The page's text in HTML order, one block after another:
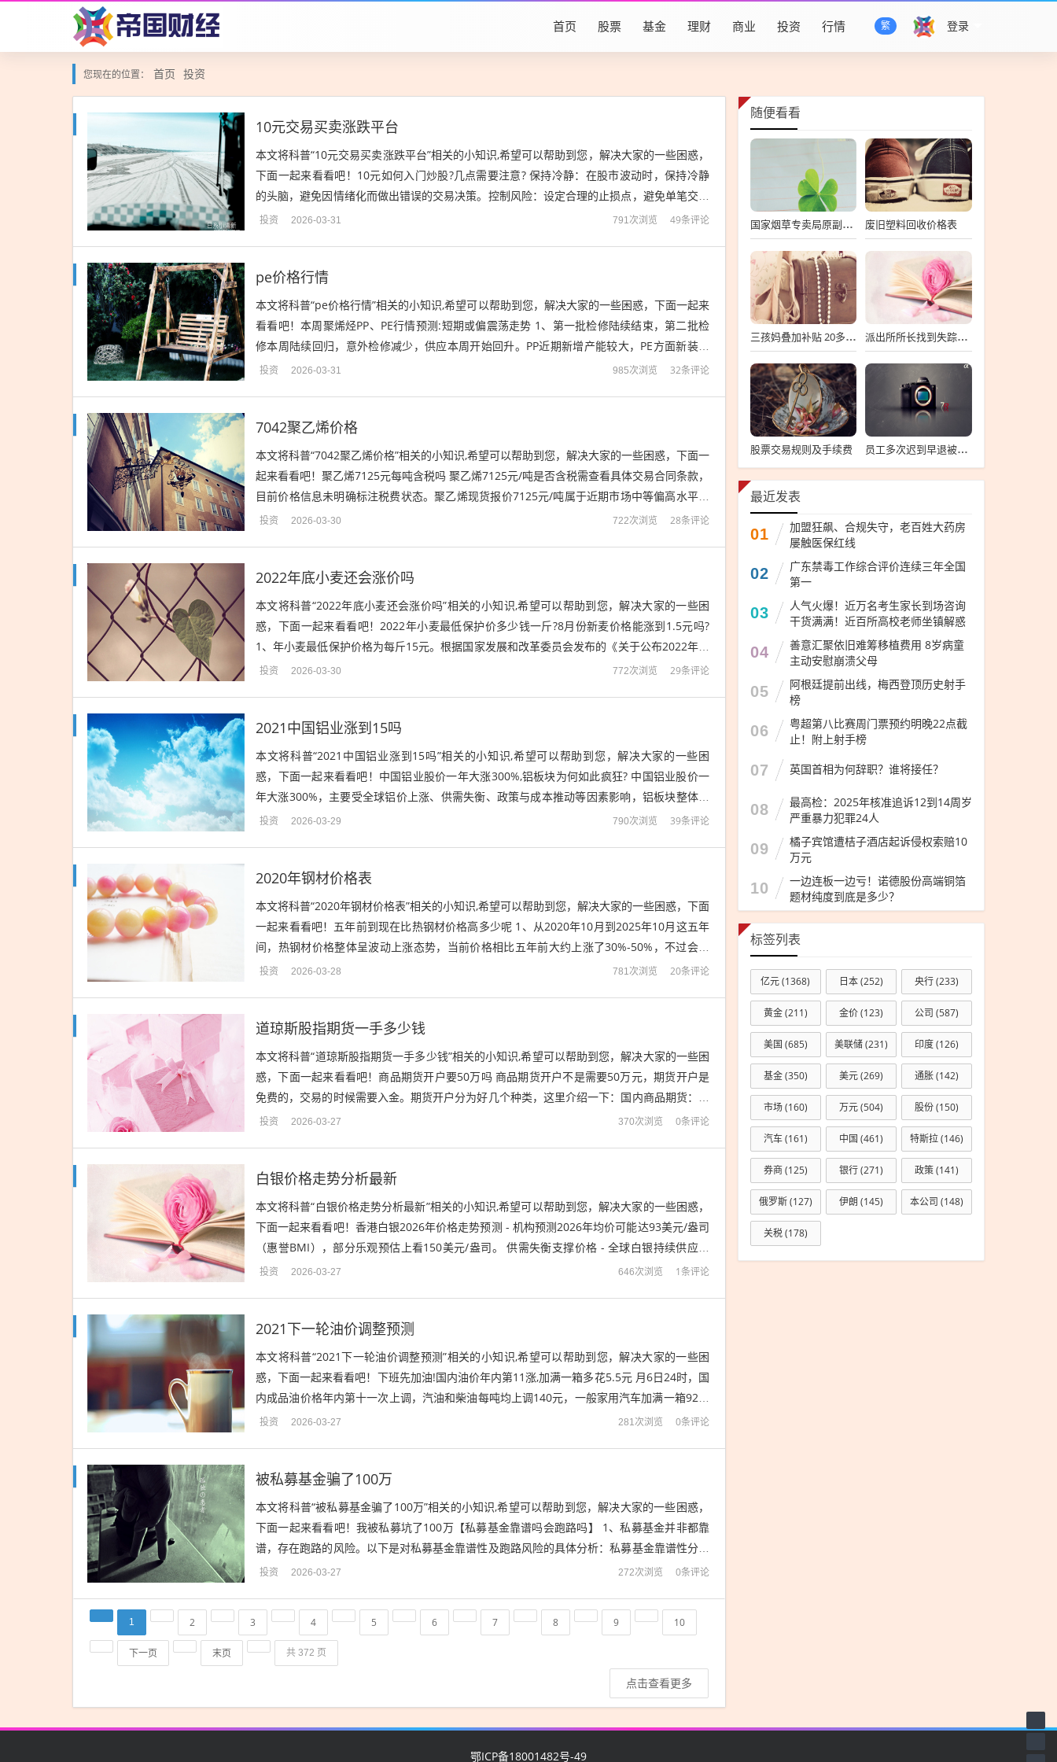
登录
繁
首页 股票 基金 理财 商业 投资 行情
您现在的位置： 首页 投资
10元交易买卖涨跌平台
本文将科普“10元交易买卖涨跌平台”相关的小知识,希望可以帮助到您，解决大家的一些困惑，
下面一起来看看吧！10元如何入门炒股?几点需要注意? 保持冷静：在股市波动时，保持冷静
的头脑，避免因情绪化而做出错误的交易决策。控制风险：设定合理的止损点，避免单笔交易
损失过大，影响整体资金安全。从小额股票入手：...
投资 2026-03-31 791次浏览 49条评论
pe价格行情
本文将科普“pe价格行情”相关的小知识,希望可以帮助到您，解决大家的一些困惑，下面一起来
看看吧！本周聚烯烃PP、PE行情预测:短期或偏震荡走势 1、第一批检修陆续结束，第二批检
修本周陆续回归，意外检修减少，供应本周开始回升。PP近期新增产能较大，PE方面新装置
投产略有延后，近期聚烯烃供应暂无明显增加...
投资 2026-03-31 985次浏览 32条评论
7042聚乙烯价格
本文将科普“7042聚乙烯价格”相关的小知识,希望可以帮助到您，解决大家的一些困惑，下面一
起来看看吧！聚乙烯7125元每吨含税吗 聚乙烯7125元/吨是否含税需查看具体交易合同条款，
目前价格信息未明确标注税费状态。聚乙烯现货报价7125元/吨属于近期市场中等偏高水平，
需结合牌号、区域和下游需求综合判...
投资 2026-03-30 722次浏览 28条评论
2022年底小麦还会涨价吗
本文将科普“2022年底小麦还会涨价吗”相关的小知识,希望可以帮助到您，解决大家的一些困
惑，下面一起来看看吧！2022年小麦最低保护价多少钱一斤?8月份新麦价格能涨到1.5元吗?
1、年小麦最低保护价格为每斤15元。根据国家发展和改革委员会发布的《关于公布2022年小
麦最低收购价格的通知》，国家在小...
投资 2026-03-30 772次浏览 29条评论
2021中国铝业涨到15吗
本文将科普“2021中国铝业涨到15吗”相关的小知识,希望可以帮助到您，解决大家的一些困
惑，下面一起来看看吧！中国铝业股价一年大涨300%,铝板块为何如此疯狂? 中国铝业股价一
年大涨300%，主要受全球铝价上涨、供需失衡、政策与成本推动等因素影响，铝板块整体受
益于此轮上行周期。以下为具体原因分析：全...
投资 2026-03-29 790次浏览 39条评论
2020年钢材价格表
本文将科普“2020年钢材价格表”相关的小知识,希望可以帮助到您，解决大家的一些困惑，下面
一起来看看吧！五年前到现在比热钢材价格高多少呢 1、从2020年10月到2025年10月这五年
间，热钢材价格整体呈波动上涨态势，当前价格相比五年前大约上涨了30%-50%，不过会因
钢材品种、地区以及市场供需情况...
投资 2026-03-28 781次浏览 20条评论
道琼斯股指期货一手多少钱
本文将科普“道琼斯股指期货一手多少钱”相关的小知识,希望可以帮助到您，解决大家的一些困
惑，下面一起来看看吧！商品期货开户要50万吗 商品期货开户不是需要50万元，期货开户是
免费的，交易的时候需要入金。期货开户分为好几个种类，这里介绍一下：国内商品期货：开
户免费，对资金没有硬性要求，具体看交易什么品种...
投资 2026-03-27 370次浏览 0条评论
白银价格走势分析最新
本文将科普“白银价格走势分析最新”相关的小知识,希望可以帮助到您，解决大家的一些困惑，
下面一起来看看吧！香港白银2026年价格走势预测 - 机构预测2026年均价可能达93美元/盎司
（惠誉BMI），部分乐观预估上看150美元/盎司。 供需失衡支撑价格 - 全球白银持续供应短
缺，工业需求（AI、新能源...
投资 2026-03-27 646次浏览 1条评论
2021下一轮油价调整预测
本文将科普“2021下一轮油价调整预测”相关的小知识,希望可以帮助到您，解决大家的一些困
惑，下面一起来看看吧！下班先加油!国内油价年内第11涨,加满一箱多花5.5元 月6日24时，国
内成品油价格年内第十一次上调，汽油和柴油每吨均上调140元，一般家用汽车加满一箱92号
汽油多花5元。本轮调价具体情况 ...
投资 2026-03-27 281次浏览 0条评论
被私募基金骗了100万
本文将科普“被私募基金骗了100万”相关的小知识,希望可以帮助到您，解决大家的一些困惑，
下面一起来看看吧！我被私募坑了100万【私募基金靠谱吗会跑路吗】 1、私募基金并非都靠
谱，存在跑路的风险。以下是对私募基金靠谱性及跑路风险的具体分析：私募基金靠谱性分析
合法合规性：私募基金必须在中国证券投资基金...
投资 2026-03-27 272次浏览 0条评论
1 2 3 4 5 6 7 8 9 10
下一页 末页 共 372 页
点击查看更多
随便看看
国家烟草专卖局原副局长被判15年，国家烟草专卖局原副局长被判15年，烟草行业监管再添重罚 废旧塑料回收价格表
三孩妈叠加补贴 20多万买110平房子，三孩家庭购房补贴政策助力，超20万买110平米新房 派出所所长找到失踪四岁女童后感动落泪
股票交易规则及手续费 员工多次迟到早退被开除 法院判了，员工迟到早退被开除获法院判决
最近发表
01
加盟狂飙、合规失守，老百姓大药房
屡触医保红线
02
广东禁毒工作综合评价连续三年全国
第一
03
人气火爆！近万名考生家长到场咨询
干货满满！近百所高校老师坐镇解惑
04
善意汇聚依旧难筹移植费用 8岁病童
主动安慰崩溃父母
05
阿根廷提前出线，梅西登顶历史射手
榜
06
粤超第八比赛周门票预约明晚22点截
止！附上射手榜
07 英国首相为何辞职？谁将接任？
08
最高检：2025年核准追诉12到14周岁
严重暴力犯罪24人
09
橘子宾馆遭桔子酒店起诉侵权索赔10
万元
10
一边连板一边亏！诺德股份高端铜箔
题材纯度到底是多少？
标签列表
亿元(1368) 日本(252) 央行(233)
黄金(211) 金价(123) 公司 (587)
美国 (685) 美联储(231) 印度(126)
基金(350) 美元(269) 通胀(142)
市场(160) 万元(504) 股份(150)
汽车(161) 中国 (461) 特斯拉(146)
券商(125) 银行(271) 政策(141)
俄罗斯(127) 伊朗 (145) 本公司 (148)
关税(178)
鄂ICP备18001482号-49